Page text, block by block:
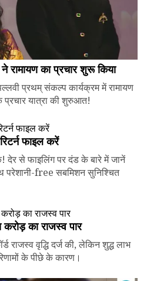
रामायण का प्रचार शुरू किया
प्रथम् संकल्प कार्यक्रम में रामायण
प्रचार यात्रा की शुरुआत!
फाइल करें
से फाइलिंग पर दंड के बारे में जानें
free सबमिशन सुनिश्चित
करोड़ का राजस्व पार
राजस्व वृद्धि दर्ज की, लेकिन शुद्ध लाभ
के पीछे के कारण।